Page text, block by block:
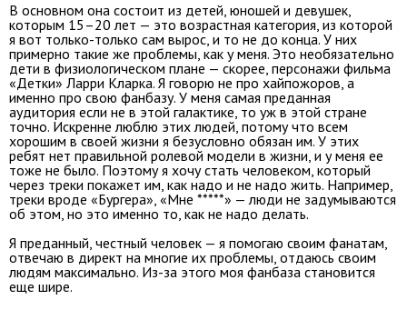
В основном она состоит из детей, юношей и девушек,
которым 15–20 лет — это возрастная категория, из которой
я вот только-только сам вырос, и то не до конца. У них
примерно такие же проблемы, как у меня. Это необязательно
дети в физиологическом плане — скорее, персонажи фильма
«Детки» Ларри Кларка. Я говорю не про хайпожоров, а
именно про свою фанбазу. У меня самая преданная
аудитория если не в этой галактике, то уж в этой стране
точно. Искренне люблю этих людей, потому что всем
хорошим в своей жизни я безусловно обязан им. У этих
ребят нет правильной ролевой модели в жизни, и у меня ее
тоже не было. Поэтому я хочу стать человеком, который
через треки покажет им, как надо и не надо жить. Например,
треки вроде «Бургера», «Мне *****» — люди не задумываются
об этом, но это именно то, как не надо делать.
Я преданный, честный человек — я помогаю своим фанатам,
отвечаю в директ на многие их проблемы, отдаюсь своим
людям максимально. Из-за этого моя фанбаза становится
еще шире.